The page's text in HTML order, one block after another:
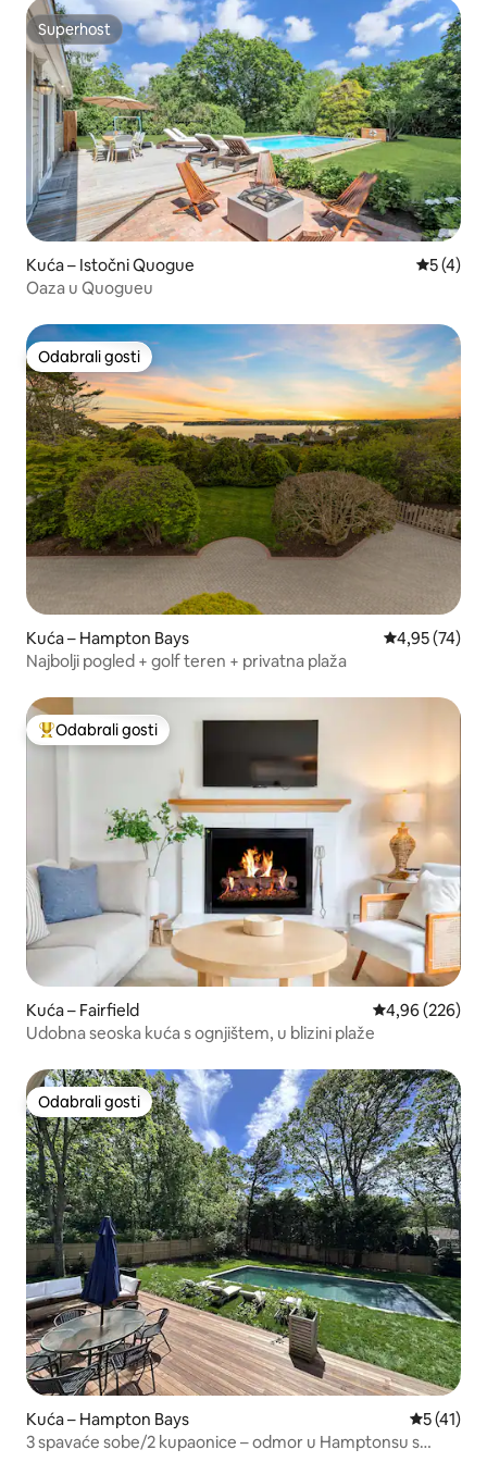
Superhost
Superhost
Kuća – Istočni Quogue
5 (4)
Oaza u Quogueu
Odabrali gosti
Odabrali gosti
Kuća – Hampton Bays Prosječna
4,95 (74)
Najbolji pogled + golf teren + privatna plaža
Među najviše rangiranima s oznakom „Odabrali gosti”
Odabrali gosti
Kuća – Fairfield Prosječna
4,96 (226)
Udobna seoska kuća s ognjištem, u blizini plaže
Odabrali gosti
Odabrali gosti
Kuća – Hampton Bays
5 (41)
3 spavaće sobe/2 kupaonice – odmor u Hamptonsu s